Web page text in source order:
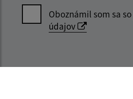
Oboznámil som sa so
údajov